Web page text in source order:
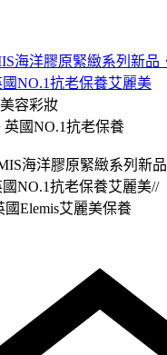
海洋膠原緊緻系列新
NO.1抗老保養艾麗美
美容彩妝
海洋膠原緊緻系列新
NO.1抗老保養艾麗美//
Elemis艾麗美保養